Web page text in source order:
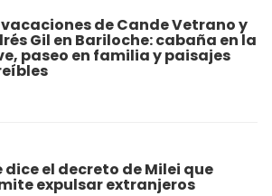
vacaciones de Cande Vetrano y
Gil en Bariloche: cabaña en la
paseo en familia y paisajes
dice el decreto de Milei que
expulsar extranjeros